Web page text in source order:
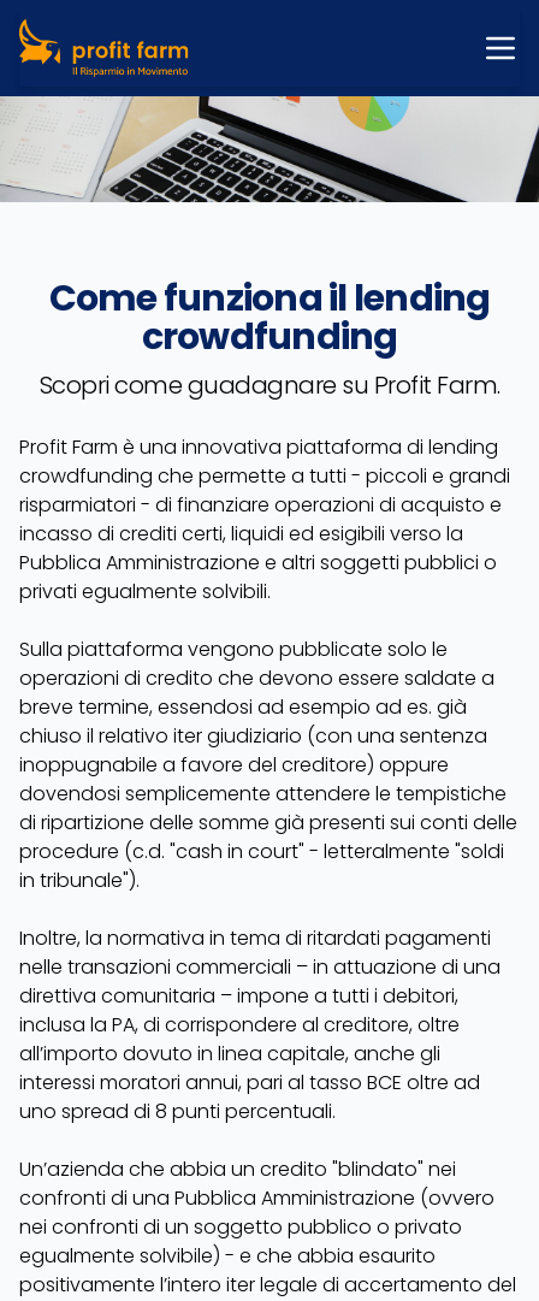
FINANZIA
COME FUNZIONA
PROPONI OPERAZIONE
CONTATTI
ACCEDI
REGISTRATI
Come funziona il lending
crowdfunding
Scopri come guadagnare su Profit Farm.
Profit Farm è una innovativa piattaforma di lending
crowdfunding che permette a tutti - piccoli e grandi
risparmiatori - di finanziare operazioni di acquisto e
incasso di crediti certi, liquidi ed esigibili verso la
Pubblica Amministrazione e altri soggetti pubblici o
privati egualmente solvibili.
Sulla piattaforma vengono pubblicate solo le
operazioni di credito che devono essere saldate a
breve termine, essendosi ad esempio ad es. già
chiuso il relativo iter giudiziario (con una sentenza
inoppugnabile a favore del creditore) oppure
dovendosi semplicemente attendere le tempistiche
di ripartizione delle somme già presenti sui conti delle
procedure (c.d. "cash in court" - letteralmente "soldi
in tribunale").
Inoltre, la normativa in tema di ritardati pagamenti
nelle transazioni commerciali – in attuazione di una
direttiva comunitaria – impone a tutti i debitori,
inclusa la PA, di corrispondere al creditore, oltre
all’importo dovuto in linea capitale, anche gli
interessi moratori annui, pari al tasso BCE oltre ad
uno spread di 8 punti percentuali.
Un’azienda che abbia un credito "blindato" nei
confronti di una Pubblica Amministrazione (ovvero
nei confronti di un soggetto pubblico o privato
egualmente solvibile) - e che abbia esaurito
positivamente l’intero iter legale di accertamento del